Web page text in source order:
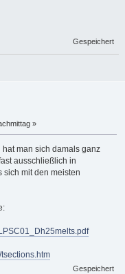
Gespeichert
»
man sich damals ganz
ausschließlich in
sich mit den meisten
Gespeichert